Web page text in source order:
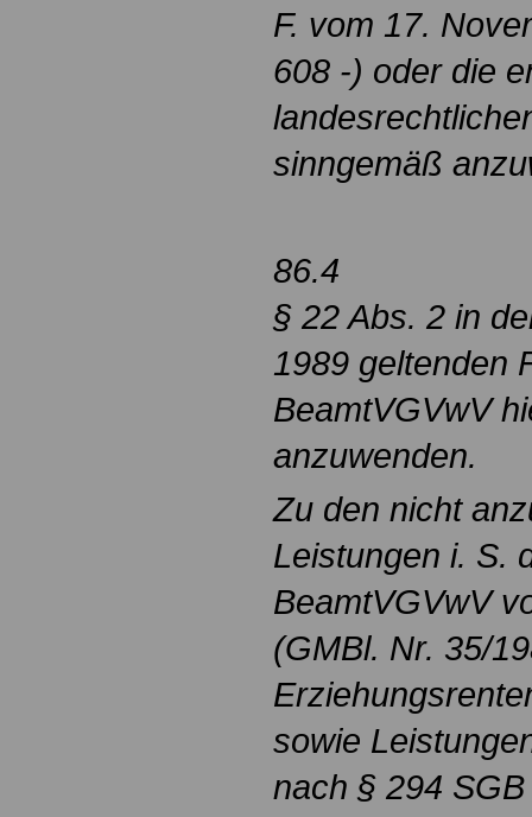
F. vom 17.
608 -) oder die
sinngemäß
86.4
§ 22 Abs. 2 in
1989 geltenden
BeamtVGVwV
anzuwenden.
Zu den nicht
Leistungen i. S.
BeamtVGVwV
(GMBl. Nr. 35/
sowie
nach § 294